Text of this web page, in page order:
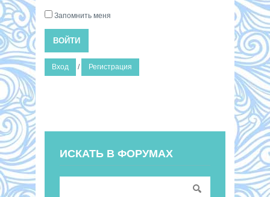
Запомнить меня
ВОЙТИ
Вход / Регистрация
ИСКАТЬ В ФОРУМАХ